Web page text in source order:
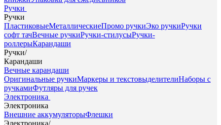
Ручки
Ручки
ПластиковыеМеталлическиеПромо ручкиЭко ручкиРучки
софт тачВечные ручкиРучки-стилусыРучки-
роллерыКарандаши
Ручки/
Карандаши
Вечные карандаши
Оригинальные ручкиМаркеры и текстовыделителиНаборы с
ручкамиФутляры для ручек
Электроника
Электроника
Внешние аккумуляторыФлешки
Электроника/